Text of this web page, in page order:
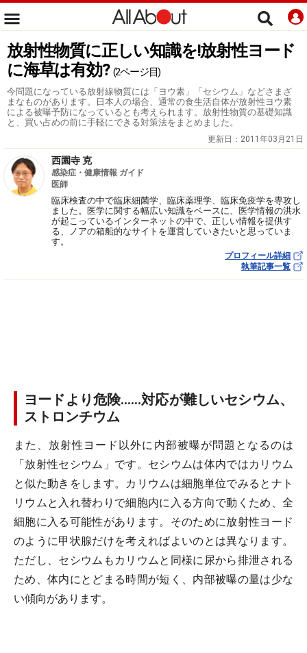
放射性物質に正しい知識を!放射性ヨード
に海草は有効? (2ページ目)
今問題になっている放射線物質には「ヨウ素」「セシウム」などさまざ
まなものがあります。日本人の場合、通常の食生活自体が放射性ヨウ素
による被曝予防になっているとも考えられます。放射性物質の基礎知識
と、買い占めの前に手軽にできる対策法をまとめました。
更新日： 2011年03月21日
西園寺 克
感染症・健康情報 ガイド
医師
臨床検査の中で臨床細菌学、臨床薬理学、臨床免疫学を専攻し
ました。医学に関する幅広い知識をベースに、医学情報の洪水
が起こっているインターネットの中で、正しい情報を提供す
る、ノアの箱船的なサイトを運営していきたいと思っていま
す。
プロフィール詳細
執筆記事一覧
ヨードより危険……対応が難しいセシウム、
ストロンチウム
また、放射性ヨード以外に内部被曝が問題となるのは
「放射性セシウム」です。セシウムは体内ではカリウム
と似た動きをします。カリウムは細胞単位でみるとナト
リウムと入れ替わりで細胞内に入る方向で動くため、全
細胞に入る可能性があります。そのために放射性ヨード
のように甲状腺だけを考えればよいのとは異なります。
ただし、セシウムもカリウムと同様に尿から排泄される
ため、体内にとどまる時間が短く、内部被曝の量は少な
い傾向があります。